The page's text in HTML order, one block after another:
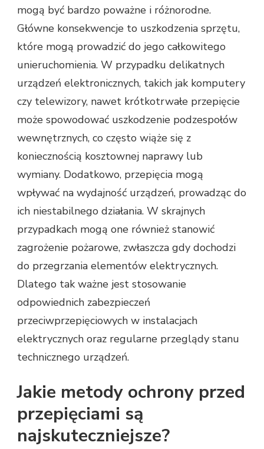
mogą być bardzo poważne i różnorodne.
Główne konsekwencje to uszkodzenia sprzętu,
które mogą prowadzić do jego całkowitego
unieruchomienia. W przypadku delikatnych
urządzeń elektronicznych, takich jak komputery
czy telewizory, nawet krótkotrwałe przepięcie
może spowodować uszkodzenie podzespołów
wewnętrznych, co często wiąże się z
koniecznością kosztownej naprawy lub
wymiany. Dodatkowo, przepięcia mogą
wpływać na wydajność urządzeń, prowadząc do
ich niestabilnego działania. W skrajnych
przypadkach mogą one również stanowić
zagrożenie pożarowe, zwłaszcza gdy dochodzi
do przegrzania elementów elektrycznych.
Dlatego tak ważne jest stosowanie
odpowiednich zabezpieczeń
przeciwprzepięciowych w instalacjach
elektrycznych oraz regularne przeglądy stanu
technicznego urządzeń.
Jakie metody ochrony przed
przepięciami są
najskuteczniejsze?